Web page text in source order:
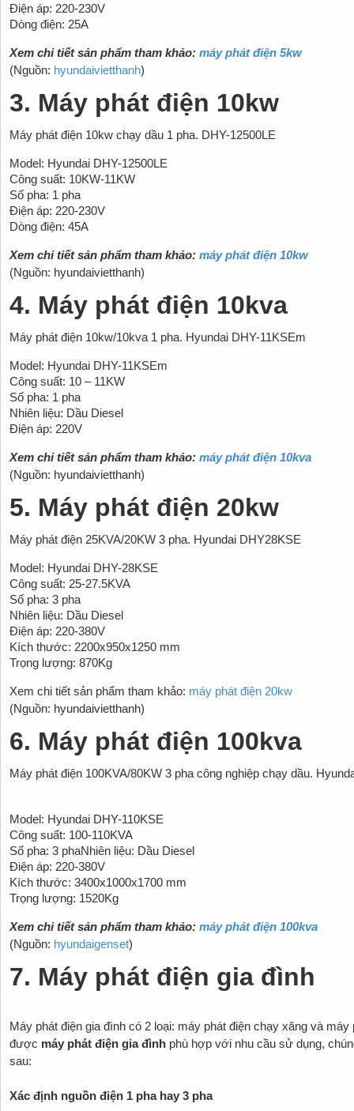
Điện áp: 220-230V
Dòng điện: 25A
Xem chi tiết sản phẩm tham khảo: máy phát điện 5kw
(Nguồn: hyundaivietthanh)
3. Máy phát điện 10kw
Máy phát điện 10kw chạy dầu 1 pha. DHY-12500LE
Model: Hyundai DHY-12500LE
Công suất: 10KW-11KW
Số pha: 1 pha
Điện áp: 220-230V
Dòng điện: 45A
Xem chi tiết sản phẩm tham khảo: máy phát điện 10kw
(Nguồn: hyundaivietthanh)
4. Máy phát điện 10kva
Máy phát điện 10kw/10kva 1 pha. Hyundai DHY-11KSEm
Model: Hyundai DHY-11KSEm
Công suất: 10 – 11KW
Số pha: 1 pha
Nhiên liệu: Dầu Diesel
Điện áp: 220V
Xem chi tiết sản phẩm tham khảo: máy phát điện 10kva
(Nguồn: hyundaivietthanh)
5. Máy phát điện 20kw
Máy phát điện 25KVA/20KW 3 pha. Hyundai DHY28KSE
Model: Hyundai DHY-28KSE
Công suất: 25-27.5KVA
Số pha: 3 pha
Nhiên liệu: Dầu Diesel
Điện áp: 220-380V
Kích thước: 2200x950x1250 mm
Trọng lượng: 870Kg
Xem chi tiết sản phẩm tham khảo: máy phát điện 20kw
(Nguồn: hyundaivietthanh)
6. Máy phát điện 100kva
Máy phát điện 100KVA/80KW 3 pha công nghiệp chạy dầu.
Model: Hyundai DHY-110KSE
Công suất: 100-110KVA
Số pha: 3 phaNhiên liệu: Dầu Diesel
Điện áp: 220-380V
Kích thước: 3400x1000x1700 mm
Trọng lượng: 1520Kg
Xem chi tiết sản phẩm tham khảo: máy phát điện 100kva
(Nguồn: hyundaigenset)
7. Máy phát điện gia đình
Máy phát điện gia đình có 2 loại: máy phát điện chạy xăng và
được máy phát điện gia đìnhphù hợp với nhu cầu sử dụng,
sau:
Xác định nguồn điện 1 pha hay 3 pha